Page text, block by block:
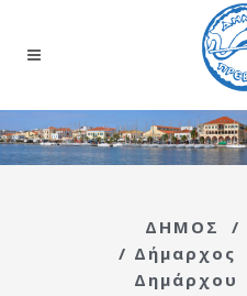
ΔΗΜΟΣ /
/ Δήμαρχος
Δημάρχου